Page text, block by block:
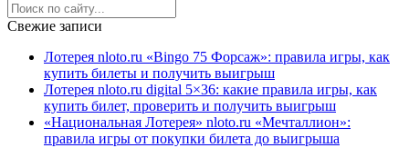
Свежие записи
Лотерея nloto.ru «Bingo 75 Форсаж»: правила игры, как
купить билеты и получить выигрыш
Лотерея nloto.ru digital 5×36: какие правила игры, как
купить билет, проверить и получить выигрыш
«Национальная Лотерея» nloto.ru «Мечталлион»:
правила игры от покупки билета до выигрыша